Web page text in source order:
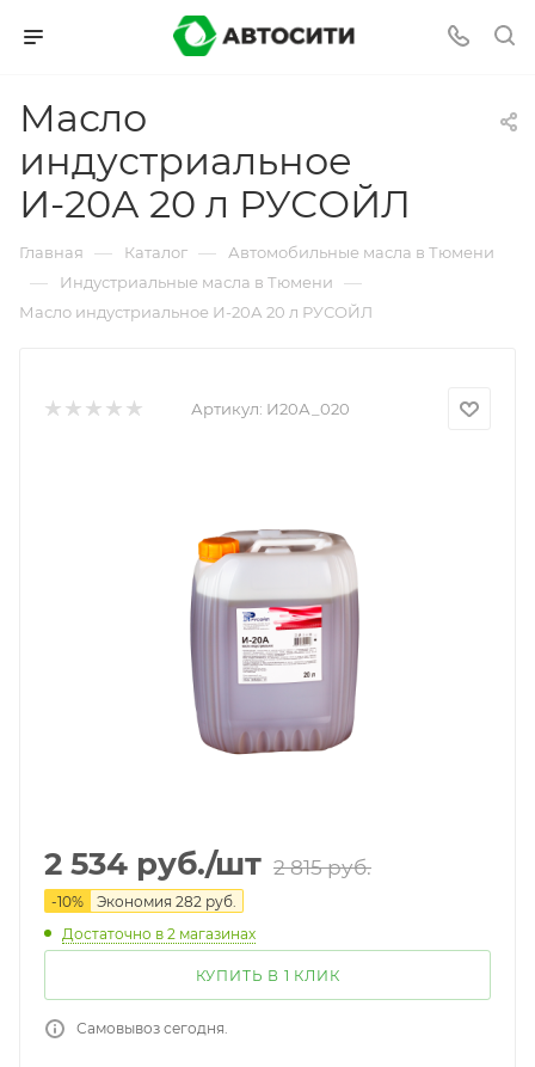
Масло
индустриальное
И-20А 20 л РУСОЙЛ
Главная — Каталог — Автомобильные масла в Тюмени
— Индустриальные масла в Тюмени —
Масло индустриальное И-20А 20 л РУСОЙЛ
Артикул: И20А_020
2 534 руб./шт 2 815руб.
-10% Экономия 282 руб.
Достаточно в 2 магазинах
КУПИТЬ В 1 КЛИК
Самовывоз сегодня.